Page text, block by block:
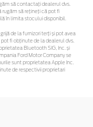
să contactaţi dealerul dvs.
rugăm să rețineți că pot fi
în limita stocului disponibil.
de la furnizori terți și pot avea
fi obținute de la dealerul dvs.
Bluetooth SIG, Inc. și
Ford Motor Company se
sunt proprietatea Apple Inc.
de respectivii proprietari